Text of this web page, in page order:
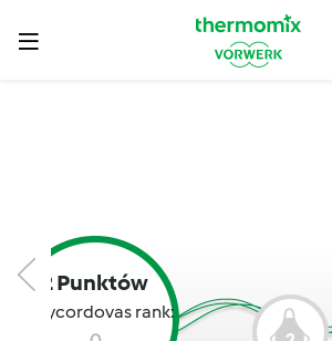
2 Punktów
terrycordovas rank: